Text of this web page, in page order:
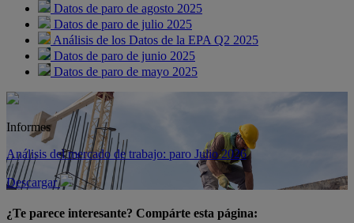
Datos de paro de agosto 2025
Datos de paro de julio 2025
Análisis de los Datos de la EPA Q2 2025
Datos de paro de junio 2025
Datos de paro de mayo 2025
Informes
Análisis del mercado de trabajo: paro Julio 2026
Descargar
¿Te parece interesante? Compárte esta página: